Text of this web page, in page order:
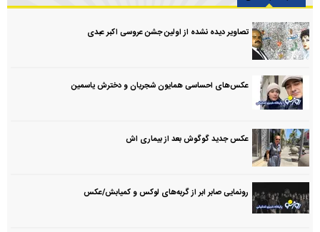
تصاویر دیده نشده از اولین جشن عروسی اکبر عبدی
عکس‌های احساسی همایون شجریان و دخترش یاسمین
عکس جدید گوگوش بعد از بیماری اش
رونمایی صابر ابر از گربه‌های لوکس و کمیابش/عکس